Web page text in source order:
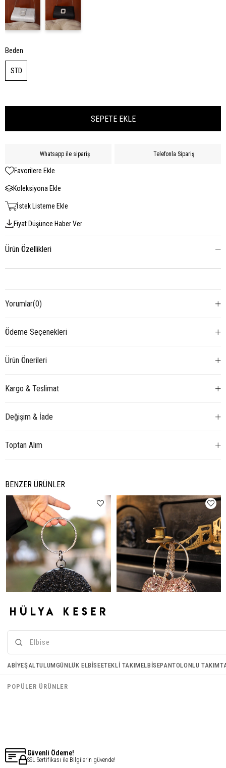
Beden
STD
Whatsapp ile sipariş Telefonla Sipariş
Favorilere Ekle
Koleksiyona Ekle
İstek Listeme Ekle
Fiyat Düşünce Haber Ver
Ürün Özellikleri
Yorumlar(0)
Ödeme Seçenekleri
Ürün Önerileri
Kargo & Teslimat
Değişim & İade
Toptan Alım
BENZER ÜRÜNLER
Halka Abiye Çanta - Siyah
€33,88
Kalp Abiye Çanta - Rose Gold
Güvenli Ödeme!
SSL Sertifikası ile Bilgilerin güvende!
ABIYEŞALTULUMGÜNLÜK ELBISEETEKLI TAKIMELBISEPANTOLONLU TAKIM
POPÜLER ÜRÜNLER